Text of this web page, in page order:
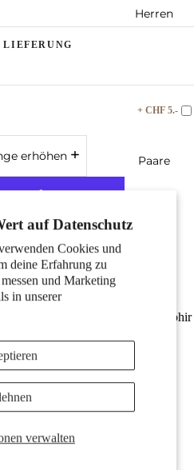
auf Datenschutz
Cookies und
deine Erfahrung zu
und Marketing
in unserer
verwalten
Herren
Paare
+ CHF 5.-
erhöhen
Gold
mm
Gelbgold mit tiefblauem Saphir
Schmuckstücke vereinen
– perfekt für jeden
Ihrer Schmuckkollektion.
2 Steine